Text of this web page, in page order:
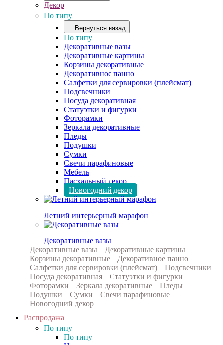
Декор
По типу
Вернуться назад
По типу
Декоративные вазы
Декоративные картины
Корзины декоративные
Декоративное панно
Салфетки для сервировки (плейсмат)
Подсвечники
Посуда декоративная
Статуэтки и фигурки
Фоторамки
Зеркала декоративные
Пледы
Подушки
Сумки
Свечи парафиновые
Мебель
Пасхальный декор
Новогодний декор
Летний интерьерный марафон
Декоративные вазы
Декоративные вазы
Декоративные картины
Корзины декоративные
Декоративное панно
Салфетки для сервировки (плейсмат)
Подсвечники
Посуда декоративная
Статуэтки и фигурки
Фоторамки
Зеркала декоративные
Пледы
Подушки
Сумки
Свечи парафиновые
Новогодний декор
Распродажа
По типу
По типу